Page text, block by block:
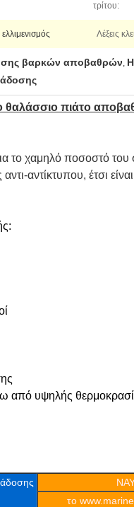
τρίτου:
Λέξεις
βαρκών αποβαθρών,
θαλάσσιο πιάτο
το χαμηλό ποσοστό του
αντίκτυπου, έτσι
από υψηλής
το